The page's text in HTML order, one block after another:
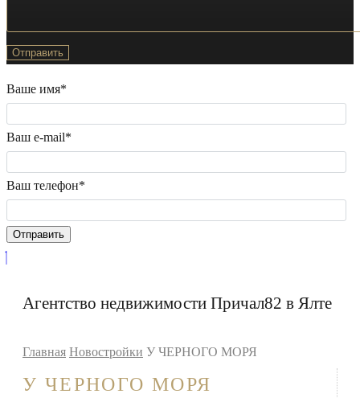
Ваше имя*
Ваш e-mail*
Ваш телефон*
Агентство недвижимости Причал82 в Ялте
Главная Новостройки У ЧЕРНОГО МОРЯ
У ЧЕРНОГО МОРЯ